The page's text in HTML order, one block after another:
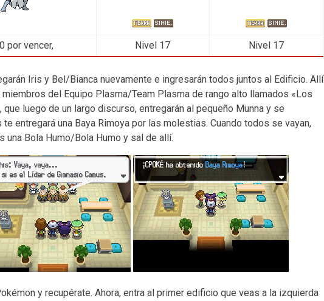
por vencer, Nivel 17 Nivel 17
Iris y Bel/Bianca nuevamente e ingresarán todos juntos al Edificio. Allí
del Equipo Plasma/Team Plasma de rango alto llamados «Los
que luego de un largo discurso, entregarán al pequeño Munna y se
te entregará una Baya Rimoya por las molestias. Cuando todos se vayan,
una Bola Humo/Bola Humo y sal de allí.
y recupérate. Ahora, entra al primer edificio que veas a la izquierda